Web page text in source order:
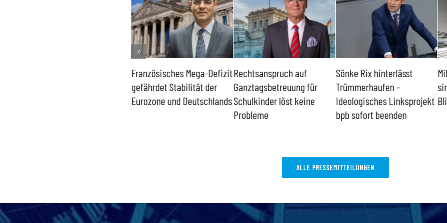
Französisches Mega-Defizit
gefährdet Stabilität der
Eurozone und Deutschlands
Rechtsanspruch auf
Ganztagsbetreuung für
Schulkinder löst keine
Probleme
Sönke Rix hinterlässt
Trümmerhaufen –
Ideologisches Linksprojekt
bpb sofort beenden
ALLE PRESSEMITTEILUNGEN